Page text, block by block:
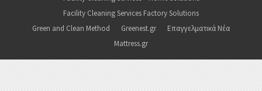
Facility Cleaning Services Factory Solutions
Green and Clean Method
Greenest.gr
Επαγγελματικά Νέα
Mattress.gr